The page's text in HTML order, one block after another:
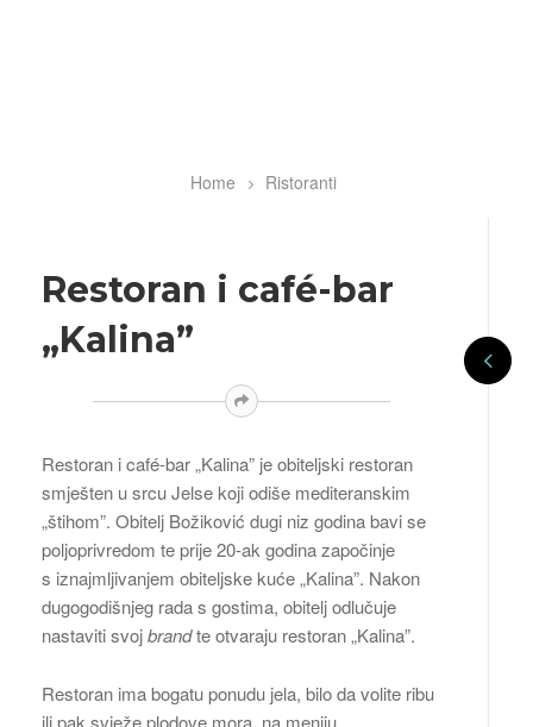
Home Ristoranti
Restoran i café-bar
„Kalina”
Restoran i café-bar „Kalina” je obiteljski restoran
smješten u srcu Jelse koji odiše mediteranskim
„štihom”. Obitelj Božiković dugi niz godina bavi se
poljoprivredom te prije 20-ak godina započinje
s iznajmljivanjem obiteljske kuće „Kalina”. Nakon
dugogodišnjeg rada s gostima, obitelj odlučuje
nastaviti svojbrandte otvaraju restoran „Kalina”.
Restoran ima bogatu ponudu jela, bilo da volite ribu
ili pak svježe plodove mora, na meniju